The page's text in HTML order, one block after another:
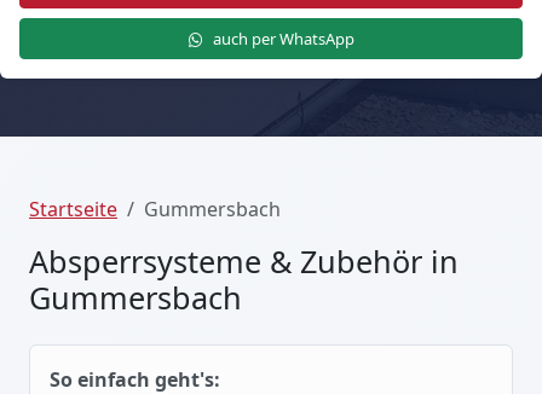
auch per WhatsApp
Startseite Gummersbach
Absperrsysteme & Zubehör in
Gummersbach
So einfach geht's: